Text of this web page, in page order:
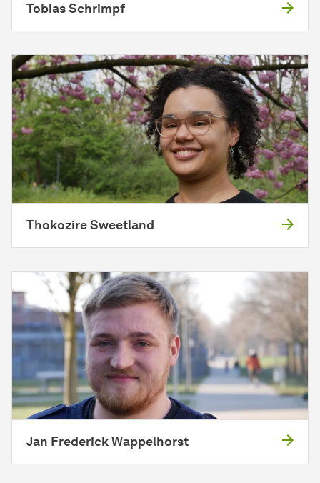
Tobias Schrimpf
Thokozire Sweetland
Jan Frederick Wappelhorst